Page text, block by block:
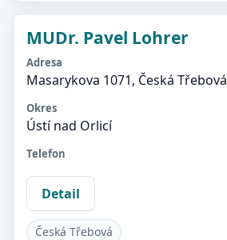
MUDr. Pavel Lohrer
Adresa
Masarykova 1071, Česká Třebová
Okres
Ústí nad Orlicí
Telefon
Detail
Česká Třebová